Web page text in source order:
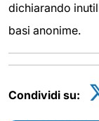
dichiarando
basi anonime.
Condividi su: